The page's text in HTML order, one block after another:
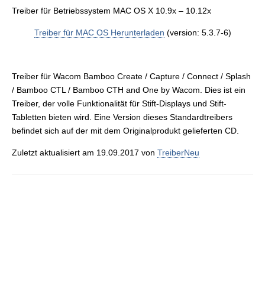
Treiber für Betriebssystem MAC OS X 10.9x – 10.12x
Treiber für MAC OS Herunterladen (version: 5.3.7-6)
Treiber für Wacom Bamboo Create / Capture / Connect / Splash
/ Bamboo CTL / Bamboo CTH and One by Wacom. Dies ist ein
Treiber, der volle Funktionalität für Stift-Displays und Stift-
Tabletten bieten wird. Eine Version dieses Standardtreibers
befindet sich auf der mit dem Originalprodukt gelieferten CD.
Zuletzt aktualisiert am 19.09.2017 von TreiberNeu